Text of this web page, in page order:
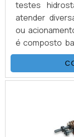
testes
atender
ou
é composto
de ar,
tubular
vantagens